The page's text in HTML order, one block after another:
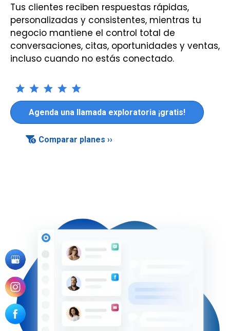
Tus clientes reciben respuestas rápidas,
personalizadas y consistentes, mientras tu
negocio mantiene el control total de
conversaciones, citas, oportunidades y ventas,
incluso cuando no estás conectado.
Agenda una llamada exploratoria ¡gratis!
Comparar planes ››